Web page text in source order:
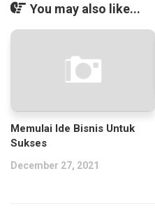
You may also like...
Memulai Ide Bisnis Untuk
Sukses
December 27, 2021